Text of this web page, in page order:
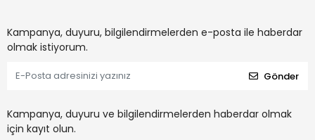
Kampanya, duyuru, bilgilendirmelerden e-posta ile haberdar
olmak istiyorum.
Gönder
Kampanya, duyuru ve bilgilendirmelerden haberdar olmak
için kayıt olun.